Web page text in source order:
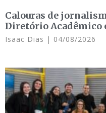
Calouras de
Diretório Acadêmico
Isaac Dias 04/08/2026